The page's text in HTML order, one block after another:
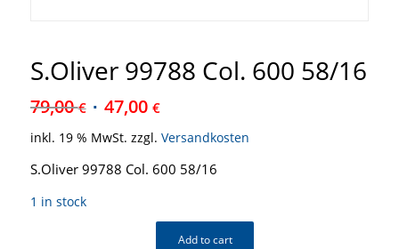
S.Oliver 99788 Col. 600 58/16
79,00€ 47,00 €
inkl. 19 % MwSt. zzgl. Versandkosten
S.Oliver 99788 Col. 600 58/16
1 in stock
Add to cart